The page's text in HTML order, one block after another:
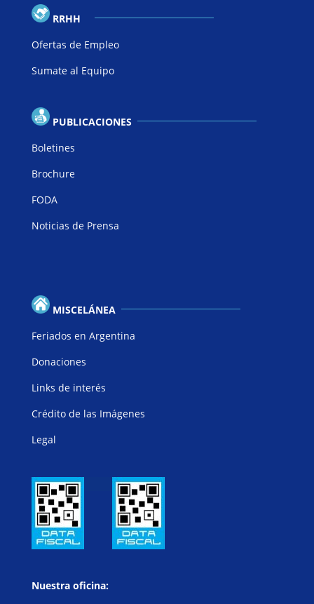
RRHH
Ofertas de Empleo
Sumate al Equipo
PUBLICACIONES
Boletines
Brochure
FODA
Noticias de Prensa
MISCELÁNEA
Feriados en Argentina
Donaciones
Links de interés
Crédito de las Imágenes
Legal
Nuestra oficina: